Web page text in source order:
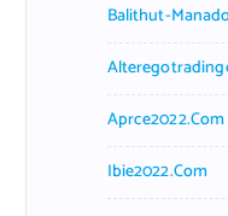
Balithut-
Aprce2022.com
Ibie2022.com